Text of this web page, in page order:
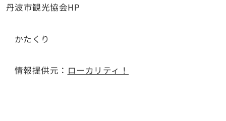
丹波市観光協会HP
かたくり
情報提供元： ローカリティ！